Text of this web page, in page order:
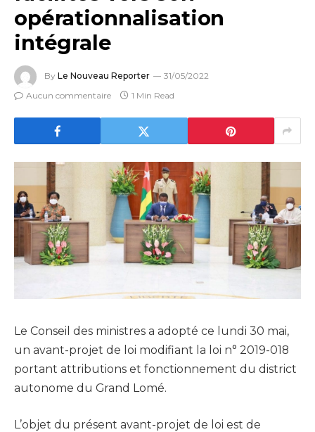
opérationnalisation
intégrale
By Le Nouveau Reporter
31/05/2022
Aucun commentaire
1 Min Read
Le Conseil des ministres a adopté ce lundi 30 mai,
un avant-projet de loi modifiant la loi n° 2019-018
portant attributions et fonctionnement du district
autonome du Grand Lomé.
L’objet du présent avant-projet de loi est de